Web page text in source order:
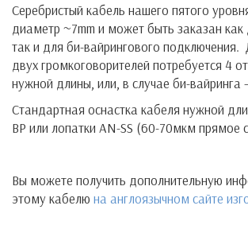
Серебристый кабель нашего пятого
диаметр ~7mm и может быть заказан как
так и для би-вайрингового
двух громкоговорителей потребуется 4
нужной длины, или, в случае би-вайринга
Стандартная оснастка кабеля нужной
BP или лопатки AN-SS (60-70мкм прямое
Вы можете получить дополнительную
этому кабелю на англоязычном сайте